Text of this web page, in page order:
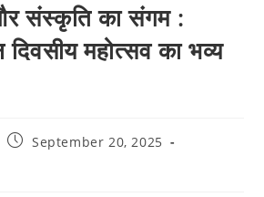
संस्कृति का संगम :
महोत्सव का भव्य
PostSeptember 20, 2025